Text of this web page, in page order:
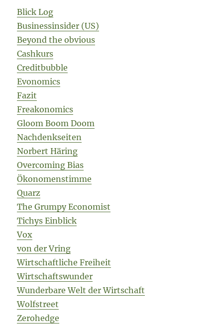
Blick Log
Businessinsider (US)
Beyond the obvious
Cashkurs
Creditbubble
Evonomics
Fazit
Freakonomics
Gloom Boom Doom
Nachdenkseiten
Norbert Häring
Overcoming Bias
Ökonomenstimme
Quarz
The Grumpy Economist
Tichys Einblick
Vox
von der Vring
Wirtschaftliche Freiheit
Wirtschaftswunder
Wunderbare Welt der Wirtschaft
Wolfstreet
Zerohedge